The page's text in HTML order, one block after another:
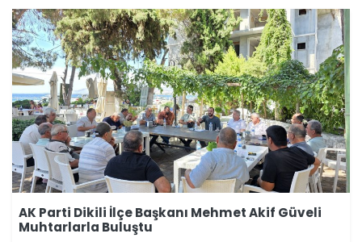
AK Parti Dikili İlçe Başkanı Mehmet Akif Güveli
Muhtarlarla Buluştu